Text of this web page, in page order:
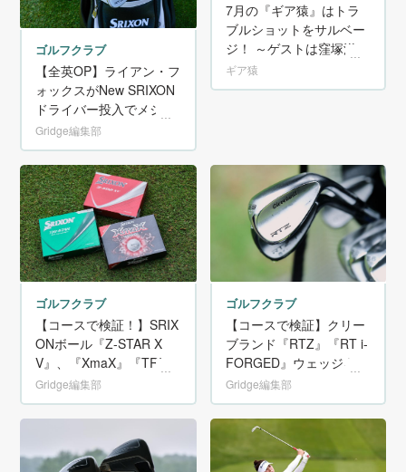
ゴルフクラブ
【全英OP】ライアン・フ
ォックスがNew SRIXON
ドライバー投入でメジャ
ー初制覇！
Gridge編集部
7月の『ギア猿』はトラ
ブルショットをサルベー
ジ！ ～ゲストは窪塚洋介
さん。スコアを崩さない
ためのリカバリー〜
ギア猿
ゴルフクラブ
【コースで検証！】SRIX
ONボール『Z-STAR X
V』、『XmaX』『TRI-S
TAR』の３モデルをラウ
ンドしながら徹底試打！
Gridge編集部
ゴルフクラブ
【コースで検証】クリー
ブランド『RTZ』『RT i-
FORGED』ウェッジを徹
底試打！
Gridge編集部